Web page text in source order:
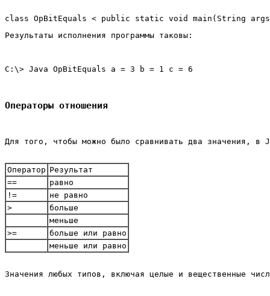
class OpBitEquals < public static void
Результаты исполнения программы таковы:
С:\> Java OpBitEquals а = 3 b = 1 с = 6
Операторы отношения
Для того, чтобы можно было сравнивать два значения, в
Оператор Результат
==
равно
!=
не равно
>
больше
меньше
>=
больше или равно
меньше или равно
Значения любых типов, включая целые и вещественные